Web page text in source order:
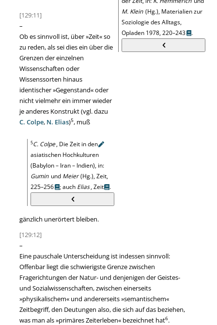
M. Klein (Hg.), Materialien zur
Soziologie des Alltags,
Opladen 1978, 220–243
.
[129:11]
–
Ob es sinnvoll ist, über»Zeit«so
zu reden, als sei dies ein über die
Grenzen der einzelnen
Wissenschaften oder
Wissenssorten hinaus
identischer»Gegenstand«oder
nicht vielmehr ein immer wieder
je anderes Konstrukt (vgl. dazu
C. Colpe, N. Elias)5
5C. Colpe, Die Zeit inden
asiatischen Hochkulturen
(Babylon – Iran – lndien), in:
Gumin und Meier(Hg.), Zeit,
225–256
; auch Elias, Zeit .
, muß
gänzlich unerörtert bleiben.
[129:12]
–
Eine pauschale Unterscheidung ist indessen sinnvoll:
Offenbar liegt die schwierigste Grenze zwischen
Fragerichtungen der Natur- und denjenigen der Geistes-
und Sozialwissenschaften, zwischen einerseits
»physikalischem« und andererseits»semantischem«
Zeitbegriff, den Deutungen also, die sich auf das beziehen,
was man als»primäres Zeiterleben« bezeichnet hat6.